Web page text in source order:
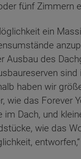
fünf Zimmern
ein
Ausbau des
haben wir
wie das Forever
im Dach, und
wie das